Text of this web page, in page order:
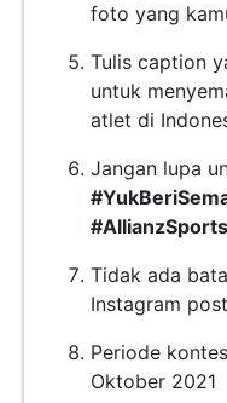
foto yang
Tulis caption
untuk
atlet di
Jangan lupa
Tidak ada
Instagram
Periode
Oktober 2021